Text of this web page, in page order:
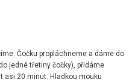
Čočku propláchneme a dáme do
jedné třetiny čočky), přidáme
asi 20 minut. Hladkou mouku